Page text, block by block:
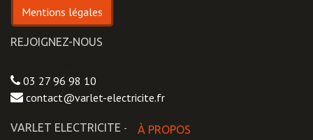
Mentions légales
REJOIGNEZ-NOUS
03 27 96 98 10
contact@varlet-electricite.fr
VARLET ELECTRICITE - À PROPOS